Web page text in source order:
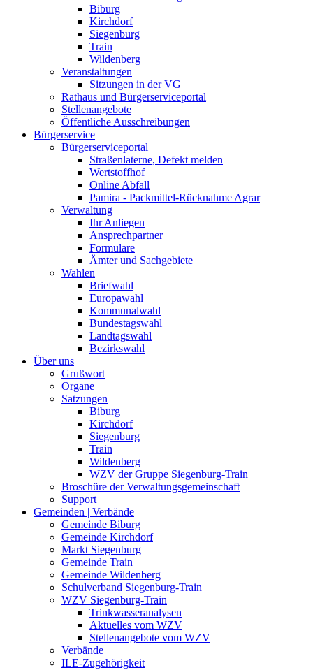
Biburg
Kirchdorf
Siegenburg
Train
Wildenberg
Veranstaltungen
Sitzungen in der VG
Rathaus und Bürgerserviceportal
Stellenangebote
Öffentliche Ausschreibungen
Bürgerservice
Bürgerserviceportal
Straßenlaterne, Defekt melden
Wertstoffhof
Online Abfall
Pamira - Packmittel-Rücknahme Agrar
Verwaltung
Ihr Anliegen
Ansprechpartner
Formulare
Ämter und Sachgebiete
Wahlen
Briefwahl
Europawahl
Kommunalwahl
Bundestagswahl
Landtagswahl
Bezirkswahl
Über uns
Grußwort
Organe
Satzungen
Biburg
Kirchdorf
Siegenburg
Train
Wildenberg
WZV der Gruppe Siegenburg-Train
Broschüre der Verwaltungsgemeinschaft
Support
Gemeinden | Verbände
Gemeinde Biburg
Gemeinde Kirchdorf
Markt Siegenburg
Gemeinde Train
Gemeinde Wildenberg
Schulverband Siegenburg-Train
WZV Siegenburg-Train
Trinkwasseranalysen
Aktuelles vom WZV
Stellenangebote vom WZV
Verbände
ILE-Zugehörigkeit